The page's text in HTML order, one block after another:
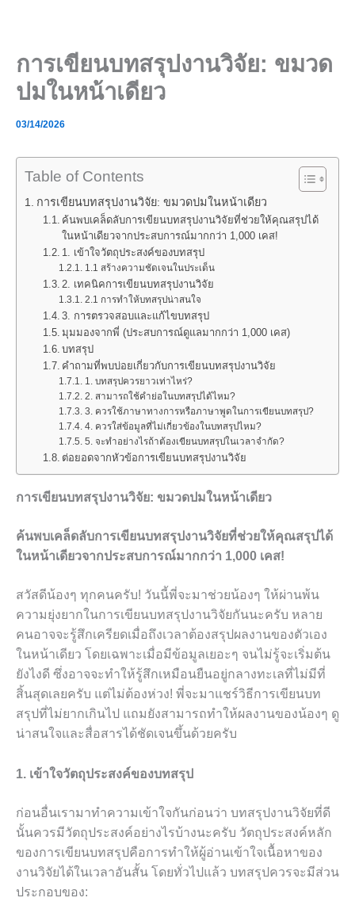
การเขียนบทสรุปงานวิจัย: ขมวด
ปมในหน้าเดียว
03/14/2026
Table of Contents
การเขียนบทสรุปงานวิจัย: ขมวดปมในหน้าเดียว
ค้นพบเคล็ดลับการเขียนบทสรุปงานวิจัยที่ช่วยให้คุณสรุปได้
ในหน้าเดียวจากประสบการณ์มากกว่า 1,000 เคส!
1. เข้าใจวัตถุประสงค์ของบทสรุป
1.1 สร้างความชัดเจนในประเด็น
2. เทคนิคการเขียนบทสรุปงานวิจัย
2.1 การทำให้บทสรุปน่าสนใจ
3. การตรวจสอบและแก้ไขบทสรุป
มุมมองจากพี่ (ประสบการณ์ดูแลมากกว่า 1,000 เคส)
บทสรุป
คำถามที่พบบ่อยเกี่ยวกับการเขียนบทสรุปงานวิจัย
1. บทสรุปควรยาวเท่าไหร่?
2. สามารถใช้คำย่อในบทสรุปได้ไหม?
3. ควรใช้ภาษาทางการหรือภาษาพูดในการเขียนบทสรุป?
4. ควรใส่ข้อมูลที่ไม่เกี่ยวข้องในบทสรุปไหม?
5. จะทำอย่างไรถ้าต้องเขียนบทสรุปในเวลาจำกัด?
ต่อยอดจากหัวข้อการเขียนบทสรุปงานวิจัย
การเขียนบทสรุปงานวิจัย: ขมวดปมในหน้าเดียว
ค้นพบเคล็ดลับการเขียนบทสรุปงานวิจัยที่ช่วยให้คุณสรุปได้
ในหน้าเดียวจากประสบการณ์มากกว่า 1,000 เคส!
สวัสดีน้องๆ ทุกคนครับ! วันนี้พี่จะมาช่วยน้องๆ ให้ผ่านพ้น
ความยุ่งยากในการเขียนบทสรุปงานวิจัยกันนะครับ หลาย
คนอาจจะรู้สึกเครียดเมื่อถึงเวลาต้องสรุปผลงานของตัวเอง
ในหน้าเดียว โดยเฉพาะเมื่อมีข้อมูลเยอะๆ จนไม่รู้จะเริ่มต้น
ยังไงดี ซึ่งอาจจะทำให้รู้สึกเหมือนยืนอยู่กลางทะเลที่ไม่มีที่
สิ้นสุดเลยครับ แต่ไม่ต้องห่วง! พี่จะมาแชร์วิธีการเขียนบท
สรุปที่ไม่ยากเกินไป แถมยังสามารถทำให้ผลงานของน้องๆ ดู
น่าสนใจและสื่อสารได้ชัดเจนขึ้นด้วยครับ
1. เข้าใจวัตถุประสงค์ของบทสรุป
ก่อนอื่นเรามาทำความเข้าใจกันก่อนว่า บทสรุปงานวิจัยที่ดี
นั้นควรมีวัตถุประสงค์อย่างไรบ้างนะครับ วัตถุประสงค์หลัก
ของการเขียนบทสรุปคือการทำให้ผู้อ่านเข้าใจเนื้อหาของ
งานวิจัยได้ในเวลาอันสั้น โดยทั่วไปแล้ว บทสรุปควรจะมีส่วน
ประกอบของ: